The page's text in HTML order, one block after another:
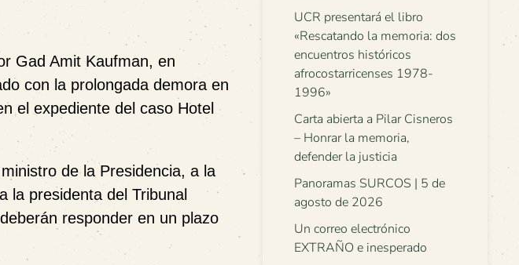
Gad Amit Kaufman, en
con la prolongada demora en
el expediente del caso Hotel
ministro de la Presidencia, a la
la presidenta del Tribunal
responder en un plazo
UCR presentará el libro
«Rescatando la memoria: dos
encuentros históricos
afrocostarricenses 1978-
1996»
Carta abierta a Pilar Cisneros
– Honrar la memoria,
defender la justicia
Panoramas SURCOS | 5 de
agosto de 2026
Un correo electrónico
EXTRAÑO e inesperado